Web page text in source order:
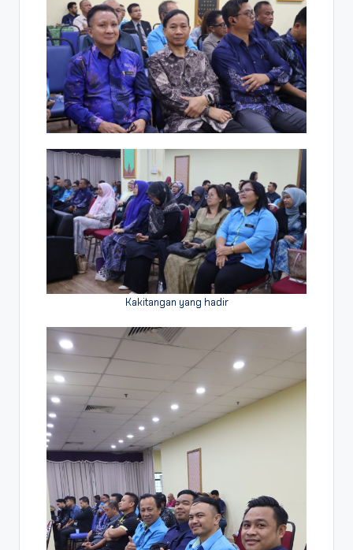
Kakitangan yang hadir